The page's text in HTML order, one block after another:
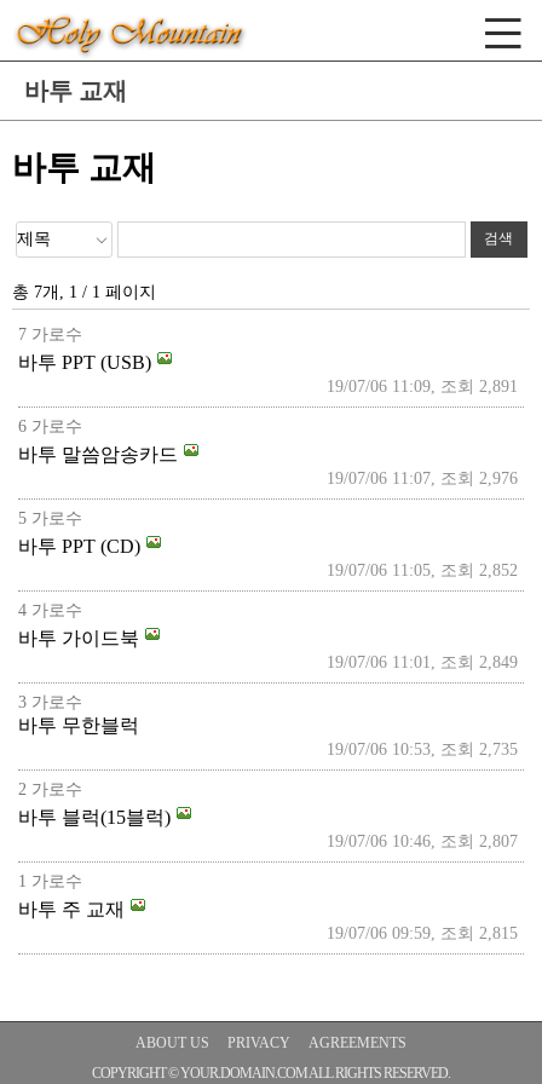
바투 교재
바투 교재
총 7개, 1 / 1 페이지
7 가로수
바투 PPT (USB)
19/07/06 11:09, 조회 2,891
6 가로수
바투 말씀암송카드
19/07/06 11:07, 조회 2,976
5 가로수
바투 PPT (CD)
19/07/06 11:05, 조회 2,852
4 가로수
바투 가이드북
19/07/06 11:01, 조회 2,849
3 가로수
바투 무한블럭
19/07/06 10:53, 조회 2,735
2 가로수
바투 블럭(15블럭)
19/07/06 10:46, 조회 2,807
1 가로수
바투 주 교재
19/07/06 09:59, 조회 2,815
ABOUT US PRIVACY
AGREEMENTS
COPYRIGHT © YOUR.DOMAIN.COM ALL RIGHTS RESERVED.